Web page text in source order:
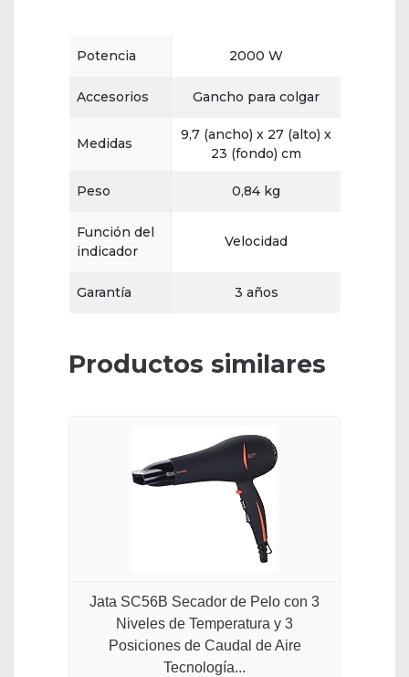
Potencia 2000 W
Accesorios Gancho para colgar
Medidas
9,7 (ancho) x 27 (alto) x
23 (fondo) cm
Peso 0,84 kg
Función del
indicador
Velocidad
Garantía 3 años
Productos similares
Jata SC56B Secador de Pelo con 3
Niveles de Temperatura y 3
Posiciones de Caudal de Aire
Tecnología...